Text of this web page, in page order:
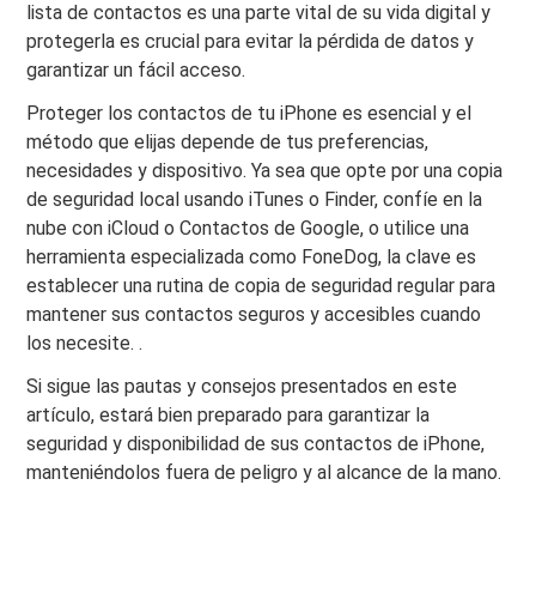
lista de contactos es una parte vital de su vida digital y
protegerla es crucial para evitar la pérdida de datos y
garantizar un fácil acceso.
Proteger los contactos de tu iPhone es esencial y el
método que elijas depende de tus preferencias,
necesidades y dispositivo. Ya sea que opte por una copia
de seguridad local usando iTunes o Finder, confíe en la
nube con iCloud o Contactos de Google, o utilice una
herramienta especializada como FoneDog, la clave es
establecer una rutina de copia de seguridad regular para
mantener sus contactos seguros y accesibles cuando
los necesite. .
Si sigue las pautas y consejos presentados en este
artículo, estará bien preparado para garantizar la
seguridad y disponibilidad de sus contactos de iPhone,
manteniéndolos fuera de peligro y al alcance de la mano.